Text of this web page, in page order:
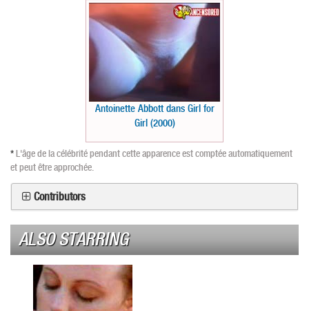
Antoinette Abbott dans Girl for
Girl (2000)
*L'âge de la célébrité pendant cette apparence est comptée automatiquement
et peut être approchée.
Contributors
ALSO STARRING